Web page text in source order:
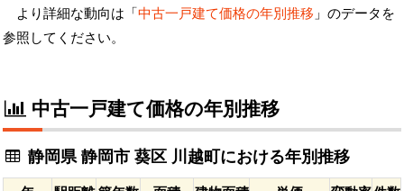
より詳細な動向は「中古一戸建て価格の年別推移 」のデータを
参照してください。
中古一戸建て価格の年別推移
静岡県 静岡市 葵区 川越町における年別推移